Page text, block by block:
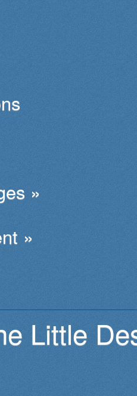
»
»
Little